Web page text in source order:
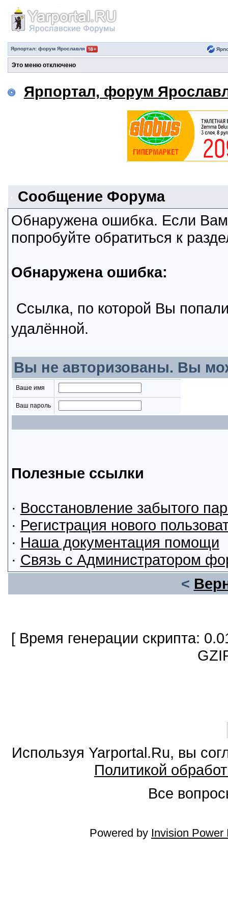
Ярпортал: форум Ярославля
Это меню отключено
Ярпортал, форум
Сообщение Форума
Обнаружена ошибка. Если
попробуйте обратиться к
Обнаружена ошибка:
Ссылка, по которой Вы
удалённой.
Вы не авторизованы. Вы
Ваше имя
Ваш пароль
Полезные ссылки
· Восстановление забытого
· Регистрация нового
· Наша документация помощи
· Связь с Администратором
<
[ Время генерации скрипта:
Используя Yarportal.Ru, вы
Политикой
Все
Powered by Invision Power